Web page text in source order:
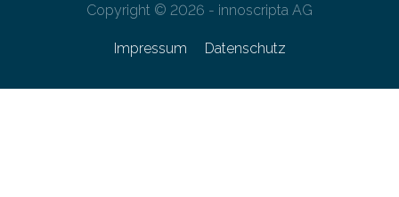
Copyright © 2026 - innoscripta AG
Impressum Datenschutz